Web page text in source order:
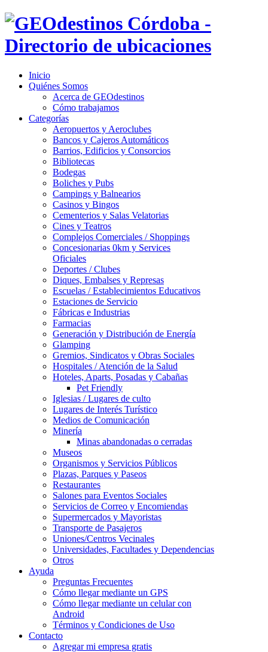
Inicio
Quiénes Somos
Acerca de GEOdestinos
Cómo trabajamos
Categorías
Aeropuertos y Aeroclubes
Bancos y Cajeros Automáticos
Barrios, Edificios y Consorcios
Bibliotecas
Bodegas
Boliches y Pubs
Campings y Balnearios
Casinos y Bingos
Cementerios y Salas Velatorias
Cines y Teatros
Complejos Comerciales / Shoppings
Concesionarias 0km y Services
Oficiales
Deportes / Clubes
Diques, Embalses y Represas
Escuelas / Establecimientos Educativos
Estaciones de Servicio
Fábricas e Industrias
Farmacias
Generación y Distribución de Energía
Glamping
Gremios, Sindicatos y Obras Sociales
Hospitales / Atención de la Salud
Hoteles, Aparts, Posadas y Cabañas
Pet Friendly
Iglesias / Lugares de culto
Lugares de Interés Turístico
Medios de Comunicación
Minería
Minas abandonadas o cerradas
Museos
Organismos y Servicios Públicos
Plazas, Parques y Paseos
Restaurantes
Salones para Eventos Sociales
Servicios de Correo y Encomiendas
Supermercados y Mayoristas
Transporte de Pasajeros
Uniones/Centros Vecinales
Universidades, Facultades y Dependencias
Otros
Ayuda
Preguntas Frecuentes
Cómo llegar mediante un GPS
Cómo llegar mediante un celular con
Android
Términos y Condiciones de Uso
Contacto
Agregar mi empresa gratis